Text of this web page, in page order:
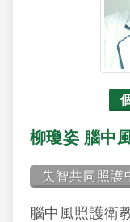
柳瓊姿 腦中
失智共同照護
腦中風照護衛